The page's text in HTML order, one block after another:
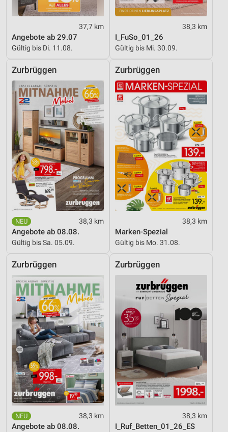
37,7 km
Angebote ab 29.07
Gültig bis Di. 11.08.
38,3 km
I_FuSo_01_26
Gültig bis Mi. 30.09.
Zurbrüggen
38,3 km
Angebote ab 08.08.
Gültig bis Sa. 05.09.
Zurbrüggen
38,3 km
Marken-Spezial
Gültig bis Mo. 31.08.
Zurbrüggen
38,3 km
Angebote ab 08.08.
Zurbrüggen
38,3 km
I_Ruf_Betten_01_26_ES